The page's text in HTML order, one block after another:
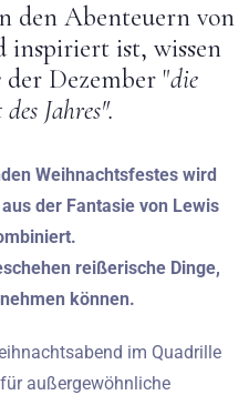
den Abenteuern von
inspiriert ist, wissen
Dezember "die
Jahres".
Weihnachtsfestes wird
der Fantasie von Lewis
reißerische Dinge,
können.
im Quadrille
außergewöhnliche